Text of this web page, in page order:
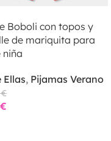
Boboli con topos y
de mariquita para
niña
Ellas, Pijamas Verano
€
€